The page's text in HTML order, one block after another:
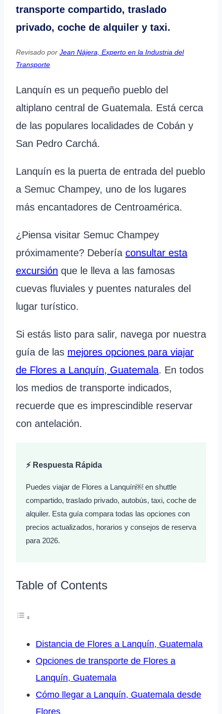
transporte compartido, traslado
privado, coche de alquiler y taxi.
Revisado por Jean Nájera, Experto en la Industria del
Transporte
Lanquín es un pequeño pueblo del
altiplano central de Guatemala. Está cerca
de las populares localidades de Cobán y
San Pedro Carchá.
Lanquín es la puerta de entrada del pueblo
a Semuc Champey, uno de los lugares
más encantadores de Centroamérica.
¿Piensa visitar Semuc Champey
próximamente? Debería consultar esta
excursión que le lleva a las famosas
cuevas fluviales y puentes naturales del
lugar turístico.
Si estás listo para salir, navega por nuestra
guía de las mejores opciones para viajar
de Flores a Lanquín, Guatemala. En todos
los medios de transporte indicados,
recuerde que es imprescindible reservar
con antelación.
⚡ Respuesta Rápida
Puedes viajar de Flores a Lanquín￼ en shuttle
compartido, traslado privado, autobús, taxi, coche de
alquiler. Esta guía compara todas las opciones con
precios actualizados, horarios y consejos de reserva
para 2026.
Table of Contents
Distancia de Flores a Lanquín, Guatemala
Opciones de transporte de Flores a
Lanquín, Guatemala
Cómo llegar a Lanquín, Guatemala desde
Flores